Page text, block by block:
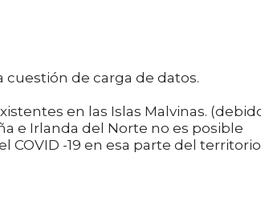
de carga de datos.
en las Islas Malvinas.
e Irlanda del Norte no es posible
-19 en esa parte del territorio